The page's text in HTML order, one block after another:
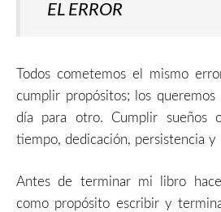
EL ERROR
Todos cometemos el mismo
cumplir propósitos; los
día para otro. Cumplir sueños
tiempo, dedicación, persistencia y
Antes de terminar mi libro
como propósito escribir y